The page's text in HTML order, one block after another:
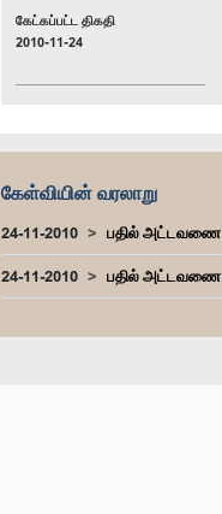
கேட்கப்பட்ட திகதி
2010-11-24
கேள்வியின் வரலாறு
24-11-2010
பதில் அட்டவணை
24-11-2010
பதில் அட்டவணை